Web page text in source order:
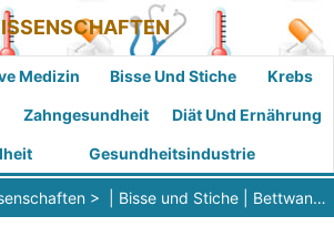
Medizin Bisse Und Stiche Krebs
Zahngesundheit Diät Und Ernährung
Gesundheitsindustrie
> | Bisse und Stiche Bettwanzenbisse